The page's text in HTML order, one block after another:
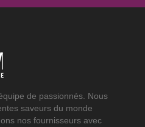
de passionnés. Nous
saveurs du monde
nos fournisseurs avec